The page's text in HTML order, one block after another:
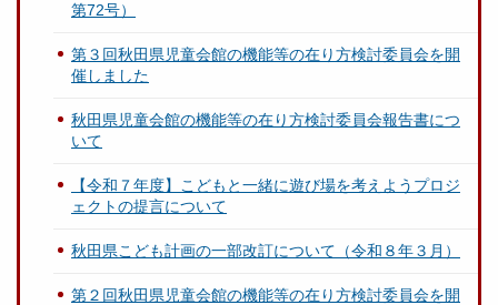
第72号）
第３回秋田県児童会館の機能等の在り方検討委員会を開
催しました
秋田県児童会館の機能等の在り方検討委員会報告書につ
いて
【令和７年度】こどもと一緒に遊び場を考えようプロジ
ェクトの提言について
秋田県こども計画の一部改訂について（令和８年３月）
第２回秋田県児童会館の機能等の在り方検討委員会を開